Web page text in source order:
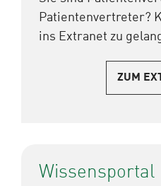
Patientenvertreter?
ins Extranet zu
ZUM
Wissensportal